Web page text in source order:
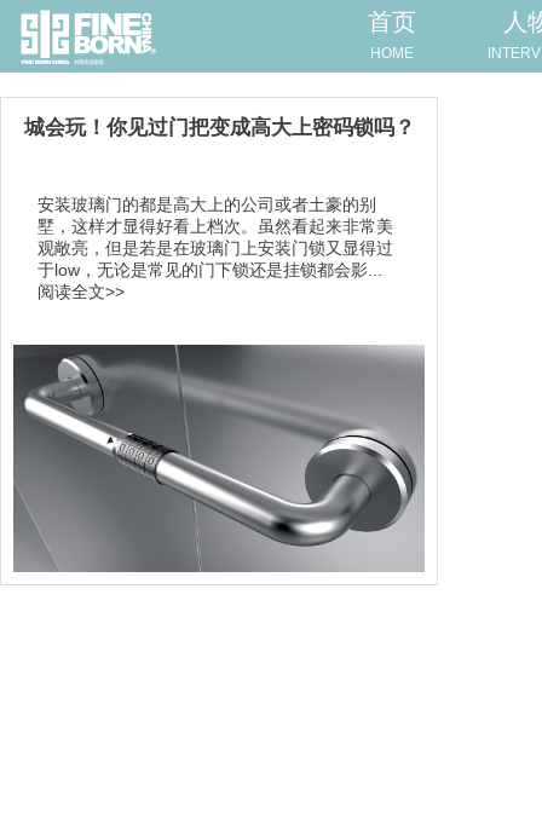
首页
HOME
人
城会玩！你见过门把变成高大上密码锁吗？
安装玻璃门的都是高大上的公司或者土豪的别
墅，这样才显得好看上档次。虽然看起来非常美
观敞亮，但是若是在玻璃门上安装门锁又显得过
于low，无论是常见的门下锁还是挂锁都会影...
阅读全文>>